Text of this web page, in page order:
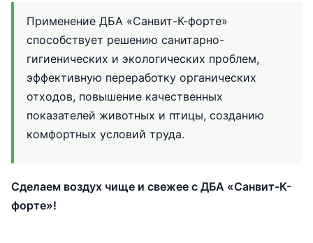
Применение ДБА «Санвит-К-форте»
способствует решению санитарно-
гигиенических и экологических проблем,
эффективную переработку органических
отходов, повышение качественных
показателей животных и птицы, созданию
комфортных условий труда.
Сделаем воздух чище и свежее с ДБА «Санвит-К-
форте»!